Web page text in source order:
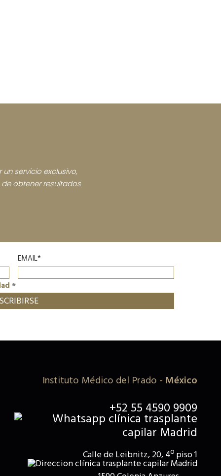
servicio exclusivo,
obtener resultados
EMAIL*
*
Instituto Médico del Prado - México
+52 55 4590 9909
Calle de Leibnitz, 20, 4º piso 1